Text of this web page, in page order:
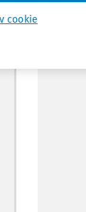
cookie